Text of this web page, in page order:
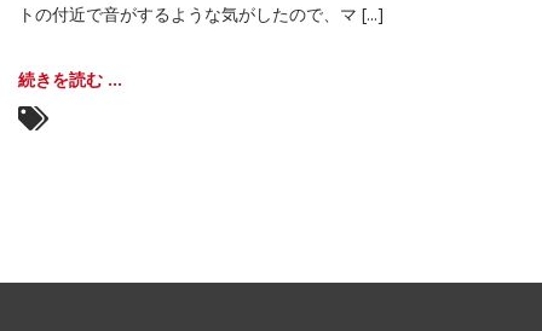
トの付近で音がするような気がしたので、マ [...]
続きを読む ...